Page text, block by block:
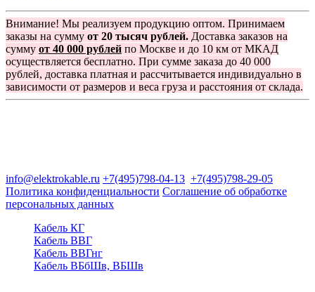
Внимание! Мы реализуем продукцию оптом. Принимаем
заказы на сумму от 20 тысяч рублей. Доставка заказов на
сумму от 40 000 рублей по Москве и до 10 км от МКАД
осуществляется бесплатно. При сумме заказа до 40 000
рублей, доставка платная и рассчитывается индивидуально в
зависимости от размеров и веса груза и расстояния от склада.
info@elektrokable.ru +7(495)798-04-13 +7(495)798-29-05
Политика конфиденциальности Соглашение об обработке
персональных данных
Кабель КГ
Кабель ВВГ
Кабель ВВГнг
Кабель ВБбШв, ВБШв